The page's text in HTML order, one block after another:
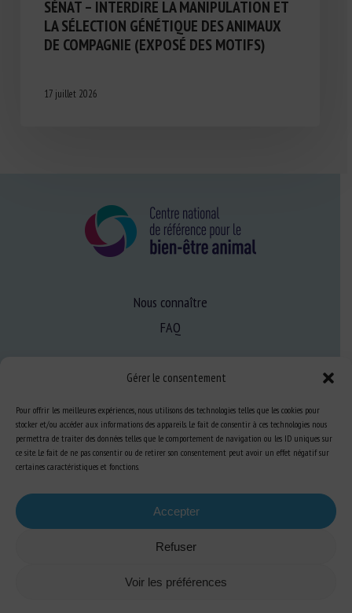
Gérer le consentement
Pour offrir les meilleures expériences, nous utilisons des technologies telles que les cookies pour
stocker et/ou accéder aux informations des appareils. Le fait de consentir à ces technologies nous
permettra de traiter des données telles que le comportement de navigation ou les ID uniques sur
ce site. Le fait de ne pas consentir ou de retirer son consentement peut avoir un effet négatif sur
certaines caractéristiques et fonctions.
Accepter
Refuser
Voir les préférences
SÉNAT – INTERDIRE LA MANIPULATION ET
LA SÉLECTION GÉNÉTIQUE DES ANIMAUX
DE COMPAGNIE (EXPOSÉ DES MOTIFS)
17 juillet 2026
Nous connaître
FAQ
Expertise
S’informer sur le BEA
Se former au BEA
Ressources
S’abonner aux actualités